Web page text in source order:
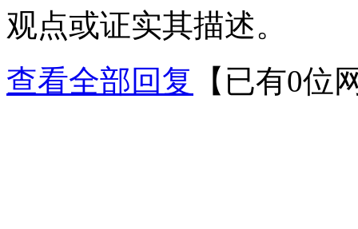
观点或证实其描述。
查看全部回复
【已有0位